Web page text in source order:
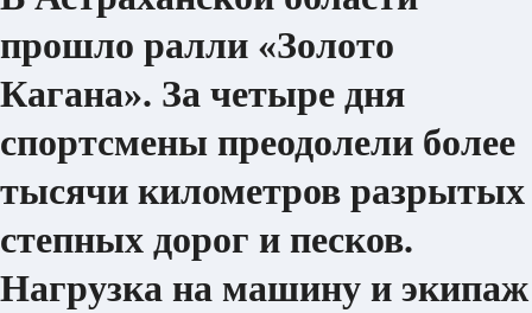
прошло ралли «Золото
Кагана». За четыре дня
спортсмены преодолели более
тысячи километров разрытых
степных дорог и песков.
Нагрузка на машину и экипаж